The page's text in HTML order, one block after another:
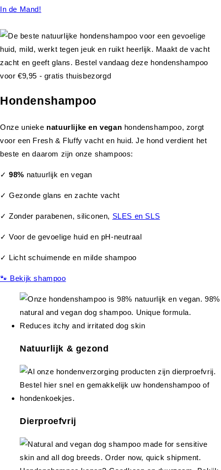
In de Mand!
Hondenshampoo
Onze unieke natuurlijke en vegan hondenshampoo, zorgt
voor een Fresh & Fluffy vacht en huid. Je hond verdient het
beste en daarom zijn onze shampoos:
✓98% natuurlijk en vegan
✓ Gezonde glans en zachte vacht
✓ Zonder parabenen, siliconen, SLES en SLS
✓ Voor de gevoelige huid en pH-neutraal
✓ Licht schuimende en milde shampoo
🐾 Bekijk shampoo
Natuurlijk & gezond
Dierproefvrij